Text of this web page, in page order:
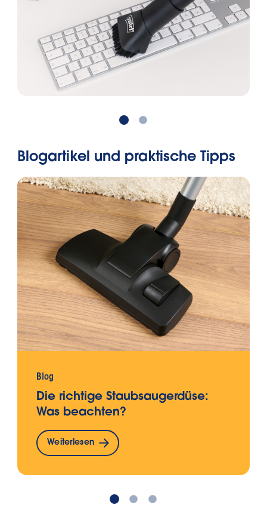
Blogartikel und praktische Tipps
Blog
Die richtige Staubsaugerdüse:
Was beachten?
Weiterlesen